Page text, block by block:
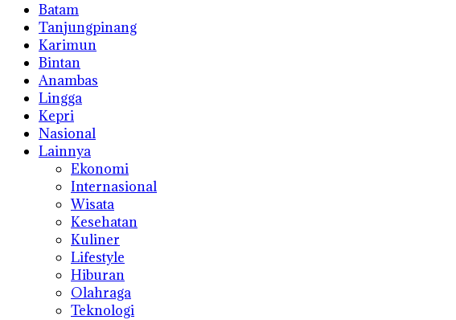
Batam
Tanjungpinang
Karimun
Bintan
Anambas
Lingga
Kepri
Nasional
Lainnya
Ekonomi
Internasional
Wisata
Kesehatan
Kuliner
Lifestyle
Hiburan
Olahraga
Teknologi